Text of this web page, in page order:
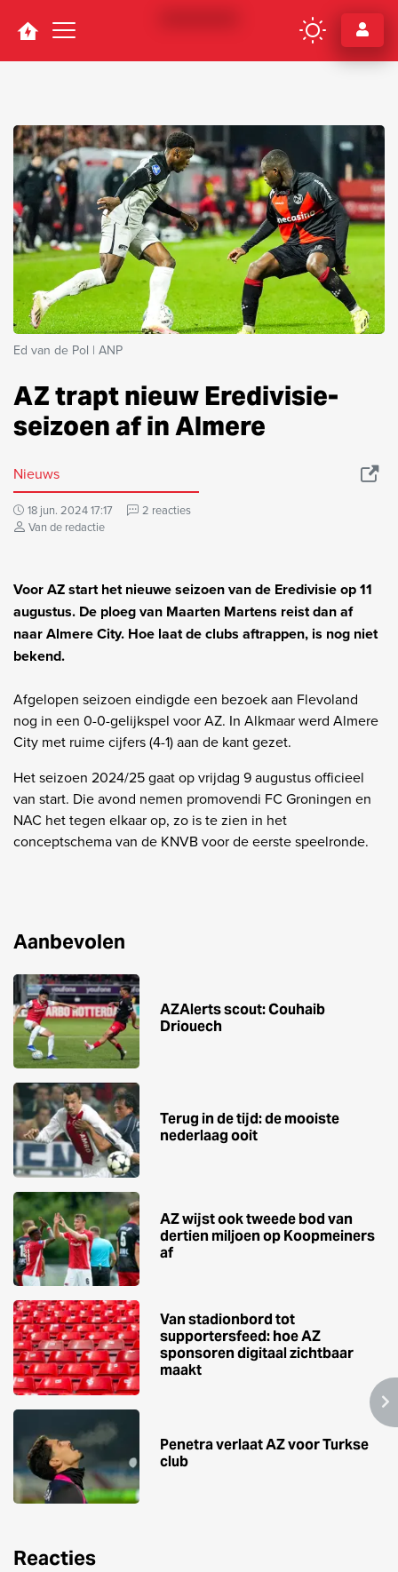
Navigation
Ed van de Pol | ANP
AZ trapt nieuw Eredivisie-
seizoen af in Almere
Nieuws
18 jun. 2024 17:17
2 reacties
Van de redactie
Voor AZ start het nieuwe seizoen van de Eredivisie op 11
augustus. De ploeg van Maarten Martens reist dan af
naar Almere City. Hoe laat de clubs aftrappen, is nog niet
bekend.
Afgelopen seizoen eindigde een bezoek aan Flevoland
nog in een 0-0-gelijkspel voor AZ. In Alkmaar werd Almere
City met ruime cijfers (4-1) aan de kant gezet.
Het seizoen 2024/25 gaat op vrijdag 9 augustus officieel
van start. Die avond nemen promovendi FC Groningen en
NAC het tegen elkaar op, zo is te zien in het
conceptschema van de KNVB voor de eerste speelronde.
Aanbevolen
AZAlerts scout: Couhaib
Driouech
Terug in de tijd: de mooiste
nederlaag ooit
AZ wijst ook tweede bod van
dertien miljoen op Koopmeiners
af
Van stadionbord tot
supportersfeed: hoe AZ
sponsoren digitaal zichtbaar
maakt
Penetra verlaat AZ voor Turkse
club
Reacties